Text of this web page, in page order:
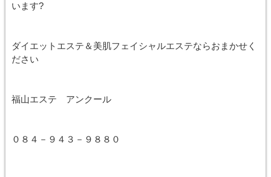
います?
ダイエットエステ＆美肌フェイシャルエステならおまかせく
ださい
福山エステ アンクール
０８４－９４３－９８８０